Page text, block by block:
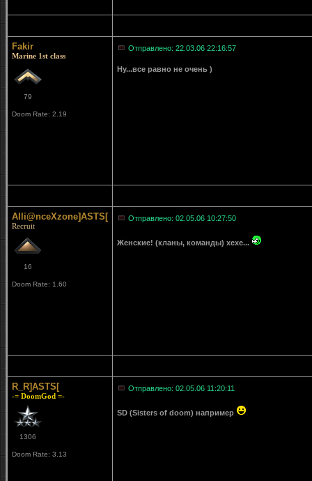
Fakir
Marine 1st class
79
Doom Rate: 2.19
Отправлено: 22.03.06 22:16:57
Ну...все равно не очень )
Alli@nceXzone]ASTS[
Recruit
16
Doom Rate: 1.60
Отправлено: 02.05.06 10:27:50
Женские! (кланы, команды) хехе...
R_R]ASTS[
-= DoomGod =-
1306
Doom Rate: 3.13
Отправлено: 02.05.06 11:20:11
SD (Sisters of doom) например